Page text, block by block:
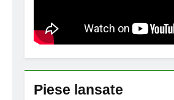
Piese lansate